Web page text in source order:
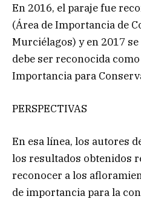
En 2016, el paraje fue
(Área de Importancia de
Murciélagos) y en 2017
debe ser reconocida
Importancia para
PERSPECTIVAS
En esa línea, los autores
los resultados obtenidos
reconocer a los
de importancia para la